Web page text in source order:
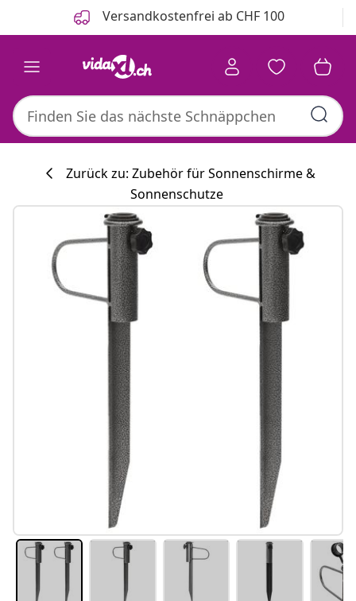
Versandkostenfrei ab CHF 100
Zurück zu: Zubehör für Sonnenschirme &
Sonnenschutze